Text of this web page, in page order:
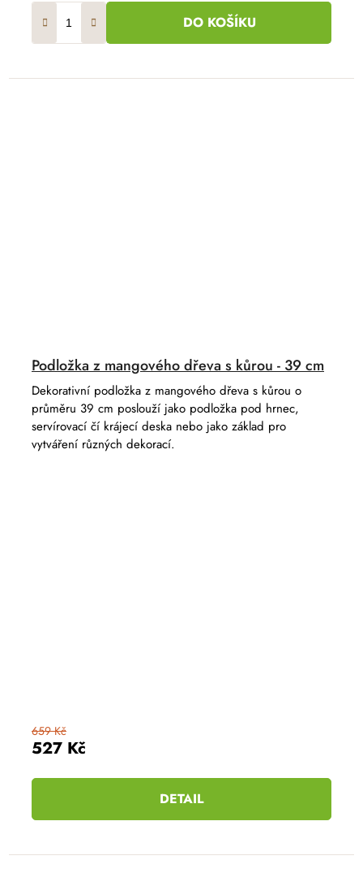
DO KOŠÍKU
Podložka z mangového dřeva s kůrou - 39 cm
527 Kč
659 Kč
DETAIL
Dekorativní podložka z mangového dřeva s kůrou o
průměru 39 cm poslouží jako podložka pod hrnec,
servírovací čí krájecí deska nebo jako základ pro
vytváření různých dekorací.